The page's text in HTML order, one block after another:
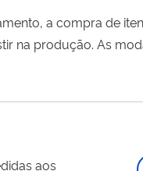
a compra de
necessidade, bens duráveis de uso doméstico ou
Habitacional.
aos